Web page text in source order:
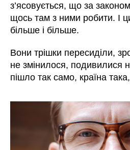
з’ясовується, що за
щось там з ними робити. І
більше і більше.
Вони трішки пересиділи,
не змінилося, подивилися
пішло так само, країна